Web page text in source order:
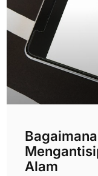
Alam